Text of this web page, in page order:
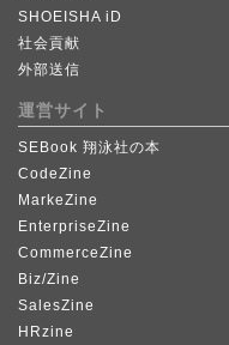
SHOEISHA iD
社会貢献
外部送信
運営サイト
SEBook 翔泳社の本
CodeZine
MarkeZine
EnterpriseZine
CommerceZine
Biz/Zine
SalesZine
HRzine